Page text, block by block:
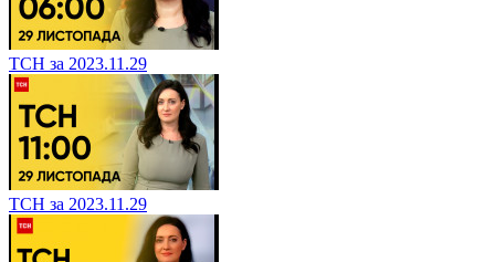
ТСН за 2023.11.29
ТСН за 2023.11.29